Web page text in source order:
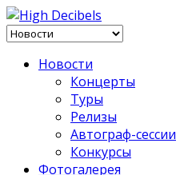
Новости
Концерты
Туры
Релизы
Автограф-сессии
Конкурсы
Фотогалерея